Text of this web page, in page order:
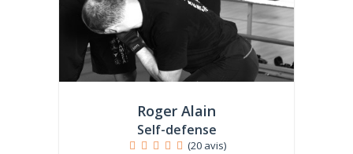
Roger Alain
Self-defense
(20 avis)